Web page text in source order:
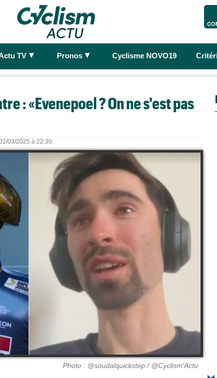
TV ► Pronos ► Cyclisme NOVO19
: «Evenepoel ? On ne s'est pas
03/2025 à 22:30.
Photo : @soudalquickstep / @Cyclism'Actu